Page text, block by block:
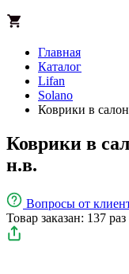
Главная
Каталог
Lifan
Solano
Коврики в
Коврики в
н.в.
Вопросы от
Товар заказан: 137 раз